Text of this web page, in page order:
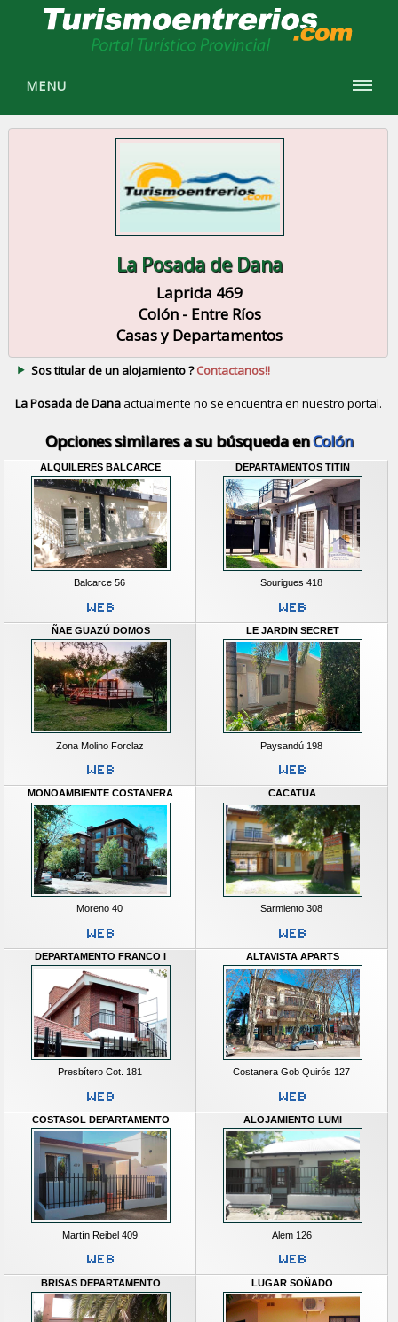
MENU
La Posada de Dana
Laprida 469
Colón - Entre Ríos
Casas y Departamentos
Sos titular de un alojamiento ?Contactanos!!
La Posada de Dana actualmente no se encuentra en nuestro portal.
Opciones similares a su búsqueda enColón
ALQUILERES BALCARCE
Balcarce 56
DEPARTAMENTOS TITIN
Sourigues 418
ÑAE GUAZÚ DOMOS
Zona Molino Forclaz
LE JARDIN SECRET
Paysandú 198
MONOAMBIENTE COSTANERA
Moreno 40
CACATUA
Sarmiento 308
DEPARTAMENTO FRANCO I
Presbítero Cot. 181
ALTAVISTA APARTS
Costanera Gob Quirós 127
COSTASOL DEPARTAMENTO
Martín Reibel 409
ALOJAMIENTO LUMI
Alem 126
BRISAS DEPARTAMENTO LUGAR SOÑADO